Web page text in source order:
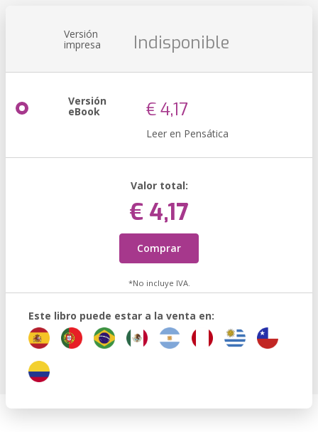
Versión
impresa Indisponible
Versión
eBook € 4,17
Leer en Pensática
Valor total:
€ 4,17
Comprar
*No incluye IVA.
Este libro puede estar a la venta en: